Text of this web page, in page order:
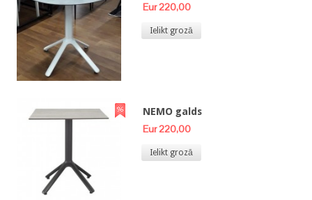
Eur 220,00
Ielikt grozā
NEMO galds
Eur 220,00
Ielikt grozā